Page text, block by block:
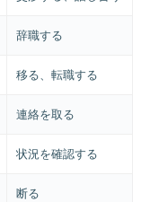
辞職する
移る、転職する
連絡を取る
状況を確認する
断る